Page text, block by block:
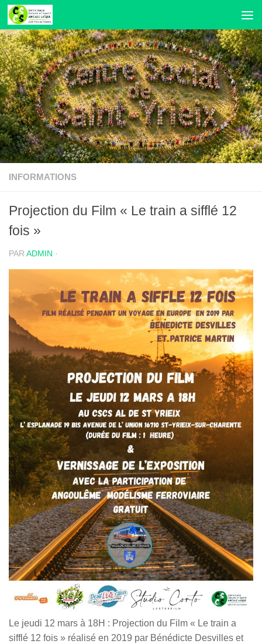
Skip to content
INFORMATIONS
Projection du Film « Le train a sifflé 12
fois »
PAR ADMIN ·
Le jeudi 12 mars à 18H : Projection du Film « Le train a
sifflé 12 fois » réalisé en 2019 par Bénédicte Desvilles et